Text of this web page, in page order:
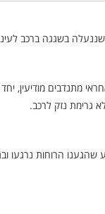
מתנדבים מודיעין,
גרימת נזק לרכב.
הרוחות נרגעו